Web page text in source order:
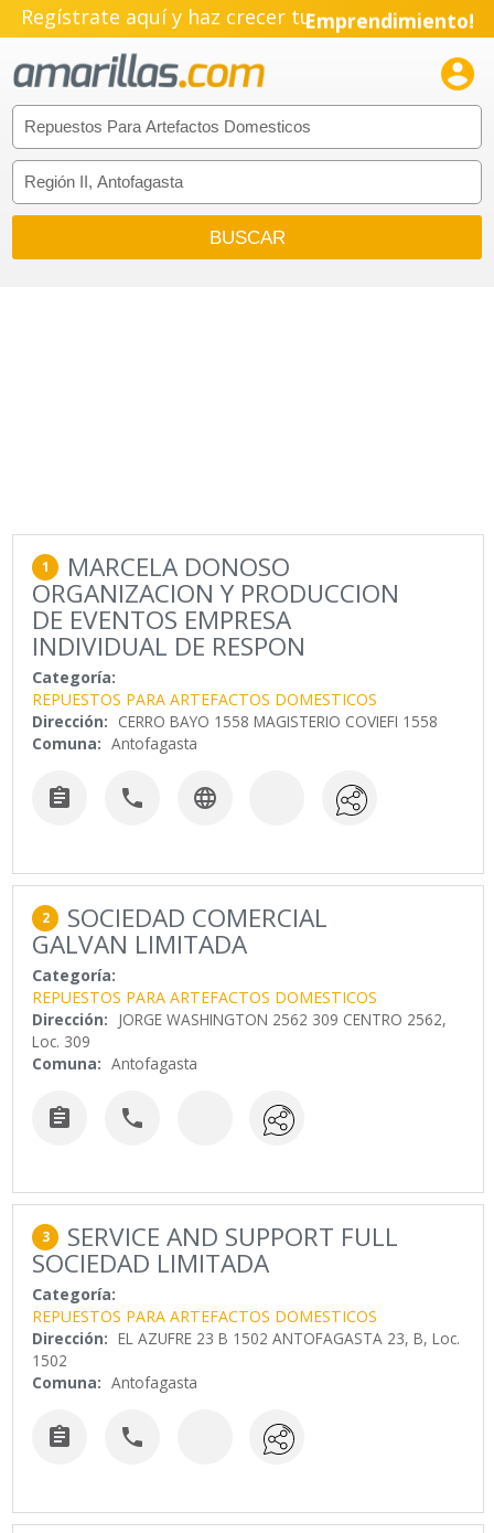
Regístrate aquí y haz crecer tuEmprendimiento!

1 MARCELA DONOSO
ORGANIZACION Y PRODUCCION
DE EVENTOS EMPRESA
INDIVIDUAL DE RESPON
Categoría:
REPUESTOS PARA ARTEFACTOS DOMESTICOS
Dirección: CERRO BAYO 1558 MAGISTERIO COVIEFI 1558
Comuna: Antofagasta
  
2 SOCIEDAD COMERCIAL
GALVAN LIMITADA
Categoría:
REPUESTOS PARA ARTEFACTOS DOMESTICOS
Dirección: JORGE WASHINGTON 2562 309 CENTRO 2562,
Loc. 309
Comuna: Antofagasta
 
3 SERVICE AND SUPPORT FULL
SOCIEDAD LIMITADA
Categoría:
REPUESTOS PARA ARTEFACTOS DOMESTICOS
Dirección: EL AZUFRE 23 B 1502 ANTOFAGASTA 23, B, Loc.
1502
Comuna: Antofagasta
 